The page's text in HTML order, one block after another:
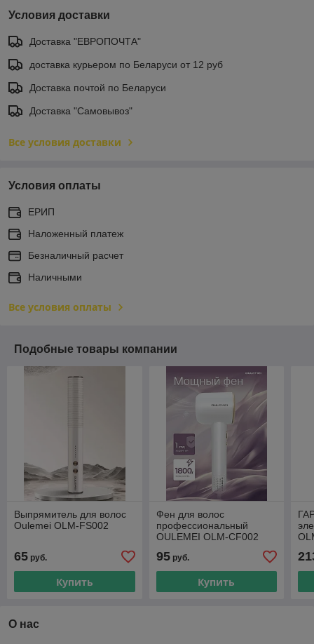
Условия доставки
Доставка "ЕВРОПОЧТА"
доставка курьером по Беларуси от 12 руб
Доставка почтой по Беларуси
Доставка "Самовывоз"
Все условия доставки
Условия оплаты
ЕРИП
Наложенный платеж
Безналичный расчет
Наличными
Все условия оплаты
Подобные товары компании
Выпрямитель для волос
Oulemei OLM-FS002
65 руб.
Купить
Фен для волос
профессиональный
OULEMEI OLM-CF002
95руб.
Купить
О нас